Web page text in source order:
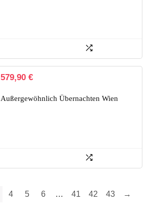
579,90 €
Außergewöhnlich Übernachten Wien
4 5 6 … 41 42 43 →